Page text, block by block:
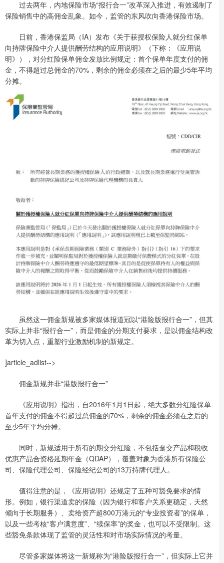
过去两年，内地保险市场“报行合一”改革深入推进，有效遏制了
保险销售中的高佣金乱象。如今，监管的东风吹向香港保险市场。
日前，香港保监局（IA）发布《关于获授权保险人就分红保单
向持牌保险中介人提供酬劳结构的应用说明》（下称：《应用说
明》），对分红险保单佣金发放比例规定：首个保单年度支付的佣
金，不得超过总佣金的70%，剩余的佣金必须在之后的最少5年平均
分摊。
虽然这一佣金新规被多家媒体报道冠以“港险版报行合一”，但其
实际上并非“报行合一”，而是佣金的分期支付要求，是以佣金结构改
革为切入点，重塑行业激励机制的新规定。
]article_adlist-->
佣金新规并非“港版报行合一”
《应用说明》指出，自2016年1月1日起，绝大多数分红险保单
首年支付的佣金不得超过总佣金的70%，剩余的佣金必须在之后的
至少5年平均分摊。
同时，新规适用于所有的期交分红险，不包括趸交产品和税收
优惠产品合资格延期年金（QDAP），覆盖对象为香港所有保险公
司、保险代理公司、保险经纪公司的13万持牌代理人。
值得注意的是，《应用说明》还规定了五种可豁免要求的情
形。例如，银行渠道卖的保险（因为银行和客户关系更稳定，天然
倾向于长期服务）、卖给资产超800万港元的“专业投资者”的保单，
以及一些考核“客户满意度”、“续保率”的奖金，也可以不受限制。这
些豁免条款体现了监管的灵活性和对市场实际情况的考量。
尽管多家媒体将这一新规称为“港险版报行合一”，但实际上它并